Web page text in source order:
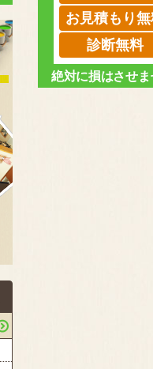
お見積もり
診断無料
絶対に損はさせ